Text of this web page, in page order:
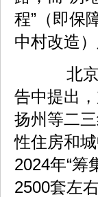
程”（即保
中村改造
北京
告中提出
扬州等二
性住房和
2024年“筹
2500套左